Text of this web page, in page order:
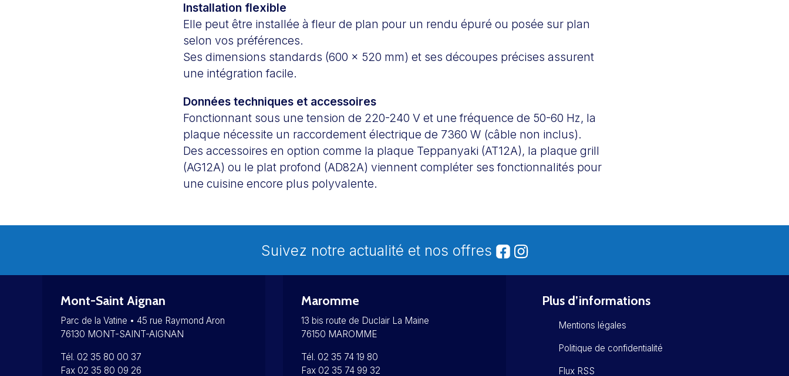
Installation flexible
Elle peut être installée à fleur de plan pour un rendu épuré ou posée sur plan
selon vos préférences.
Ses dimensions standards (600 x 520 mm) et ses découpes précises assurent
une intégration facile.
Données techniques et accessoires
Fonctionnant sous une tension de 220-240 V et une fréquence de 50-60 Hz, la
plaque nécessite un raccordement électrique de 7360 W (câble non inclus).
Des accessoires en option comme la plaque Teppanyaki (AT12A), la plaque grill
(AG12A) ou le plat profond (AD82A) viennent compléter ses fonctionnalités pour
une cuisine encore plus polyvalente.
Suivez notre actualité et nos offres
Mont-Saint Aignan
Parc de la Vatine • 45 rue Raymond Aron
76130 MONT-SAINT-AIGNAN
Tél. 02 35 80 00 37
Fax 02 35 80 09 26
Maromme
13 bis route de Duclair La Maine
76150 MAROMME
Tél. 02 35 74 19 80
Fax 02 35 74 99 32
Plus d’informations
Mentions légales
Politique de confidentialité
Flux RSS